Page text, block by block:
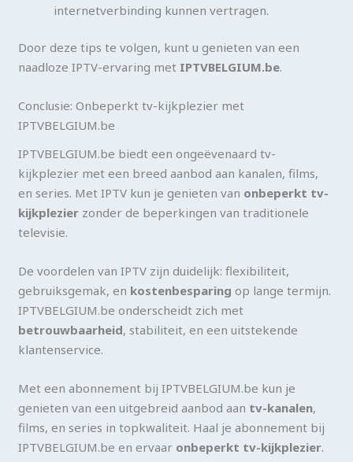
internetverbinding kunnen vertragen.
Door deze tips te volgen, kunt u genieten van een
naadloze IPTV-ervaring met IPTVBELGIUM.be.
Conclusie: Onbeperkt tv-kijkplezier met
IPTVBELGIUM.be
IPTVBELGIUM.be biedt een ongeëvenaard tv-
kijkplezier met een breed aanbod aan kanalen, films,
en series. Met IPTV kun je genieten van onbeperkt tv-
kijkplezier zonder de beperkingen van traditionele
televisie.
De voordelen van IPTV zijn duidelijk: flexibiliteit,
gebruiksgemak, en kostenbesparing op lange termijn.
IPTVBELGIUM.be onderscheidt zich met
betrouwbaarheid, stabiliteit, en een uitstekende
klantenservice.
Met een abonnement bij IPTVBELGIUM.be kun je
genieten van een uitgebreid aanbod aan tv-kanalen,
films, en series in topkwaliteit. Haal je abonnement bij
IPTVBELGIUM.be en ervaar onbeperkt tv-kijkplezier.